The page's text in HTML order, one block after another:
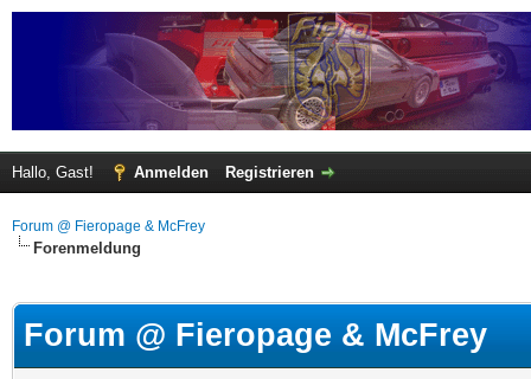
Hallo, Gast! Anmelden Registrieren
Forum @ Fieropage & McFrey
Forenmeldung
Forum @ Fieropage & McFrey